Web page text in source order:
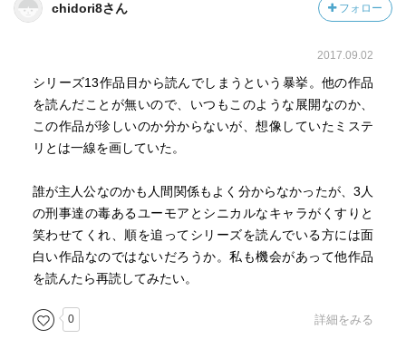
chidori8さん フォロー
2017.09.02
シリーズ13作品目から読んでしまうという暴挙。他の作品
を読んだことが無いので、いつもこのような展開なのか、
この作品が珍しいのか分からないが、想像していたミステ
リとは一線を画していた。
誰が主人公なのかも人間関係もよく分からなかったが、3人
の刑事達の毒あるユーモアとシニカルなキャラがくすりと
笑わせてくれ、順を追ってシリーズを読んでいる方には面
白い作品なのではないだろうか。私も機会があって他作品
を読んたら再読してみたい。
0 詳細をみる